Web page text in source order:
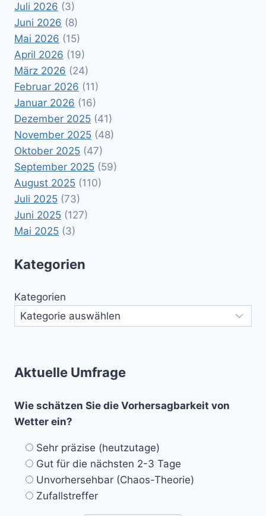
Juli 2026 (3)
Juni 2026 (8)
Mai 2026 (15)
April 2026 (19)
März 2026 (24)
Februar 2026 (11)
Januar 2026 (16)
Dezember 2025 (41)
November 2025 (48)
Oktober 2025 (47)
September 2025 (59)
August 2025 (110)
Juli 2025 (73)
Juni 2025 (127)
Mai 2025 (3)
Kategorien
Kategorien
Aktuelle Umfrage
Wie schätzen Sie die Vorhersagbarkeit von
Wetter ein?
Sehr präzise (heutzutage)
Gut für die nächsten 2-3 Tage
Unvorhersehbar (Chaos-Theorie)
Zufallstreffer